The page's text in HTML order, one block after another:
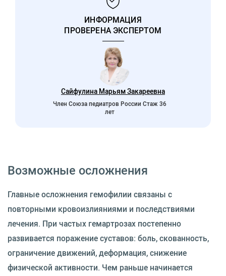
ИНФОРМАЦИЯ
ПРОВЕРЕНА ЭКСПЕРТОМ
Сайфулина Марьям Закареевна
Член Союза педиатров России Стаж 36
лет
Возможные осложнения
Главные осложнения гемофилии связаны с
повторными кровоизлияниями и последствиями
лечения. При частых гемартрозах постепенно
развивается поражение суставов: боль, скованность,
ограничение движений, деформация, снижение
физической активности. Чем раньше начинается